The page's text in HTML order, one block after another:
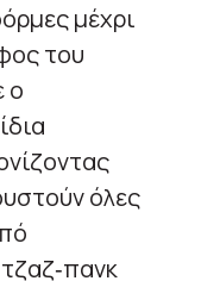
μέχρι
του
ο
όλες